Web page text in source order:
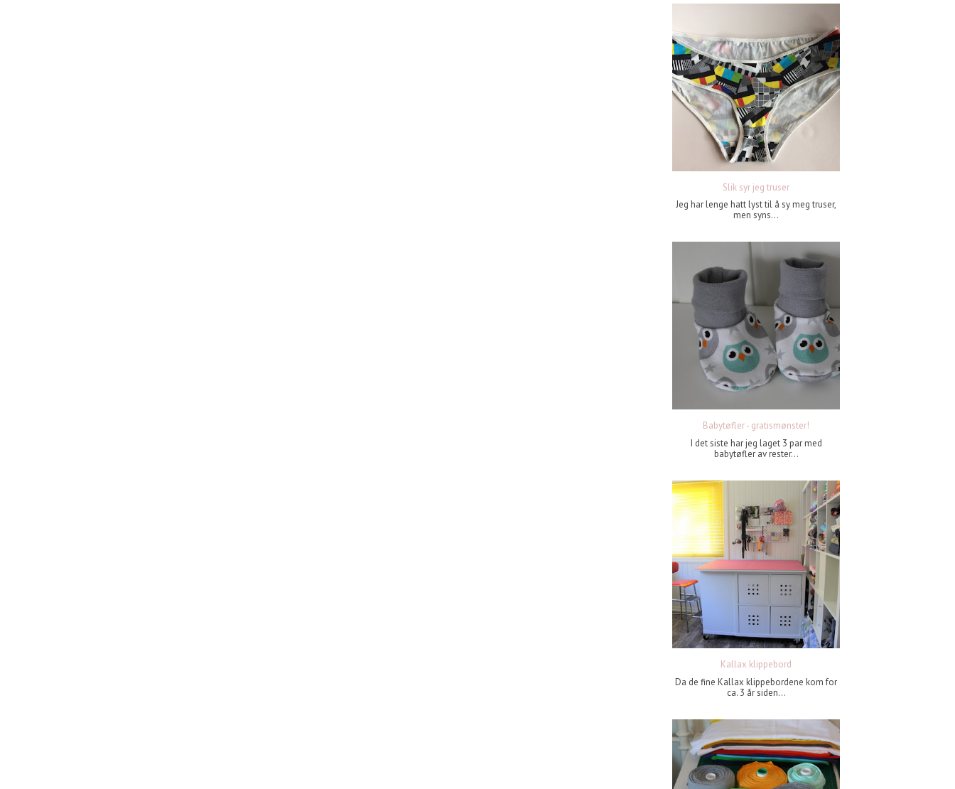
Slik syr jeg truser
Jeg har lenge hatt lyst til å sy meg truser,
men syns...
Babytøfler - gratismønster!
I det siste har jeg laget 3 par med
babytøfler av rester...
Kallax klippebord
Da de fine Kallax klippebordene kom for
ca. 3 år siden...